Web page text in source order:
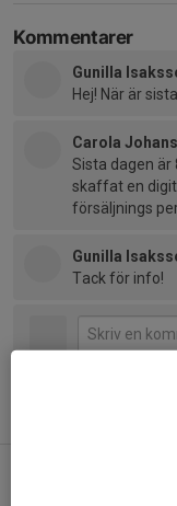
Kommentarer
Gunilla
Hej! När är
Carola
Sista dagen
skaffat en
försäljnings
Gunilla
Tack för info!
Hemma